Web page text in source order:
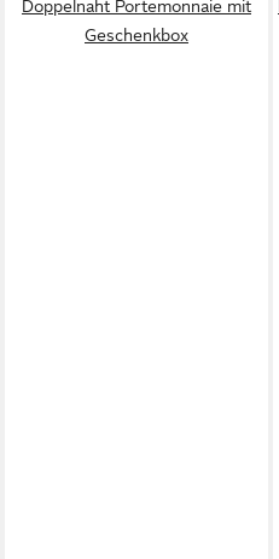
Doppelnaht Portemonnaie mit
Geschenkbox